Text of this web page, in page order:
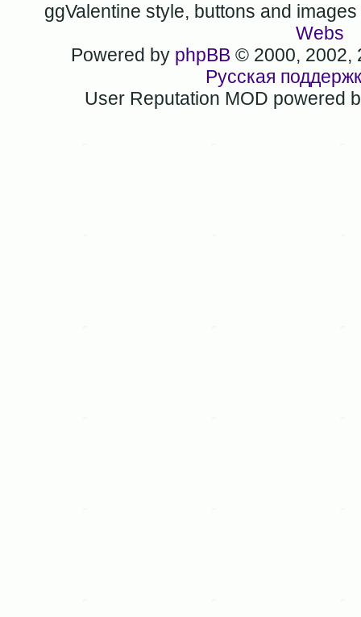
ggValentine style, buttons and
Webs
Powered by phpBB © 2000, 2002,
Русская
User Reputation MOD powered